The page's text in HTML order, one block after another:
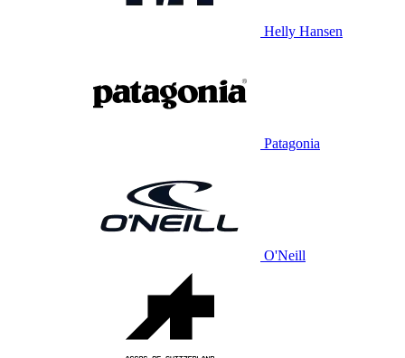
Helly Hansen
Patagonia
O'Neill